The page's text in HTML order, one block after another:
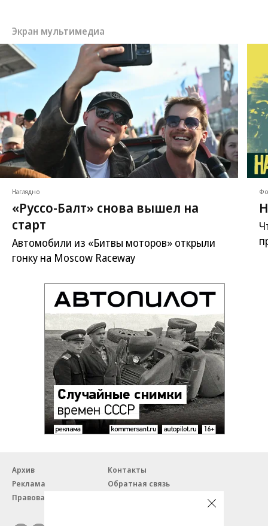
Экран мультимедиа
Наглядно
«Руссо-Балт» снова вышел на
старт
Автомобили из «Битвы моторов» открыли
гонку на Moscow Raceway
Архив
Контакты
Реклама
Обратная связь
Правовая информация